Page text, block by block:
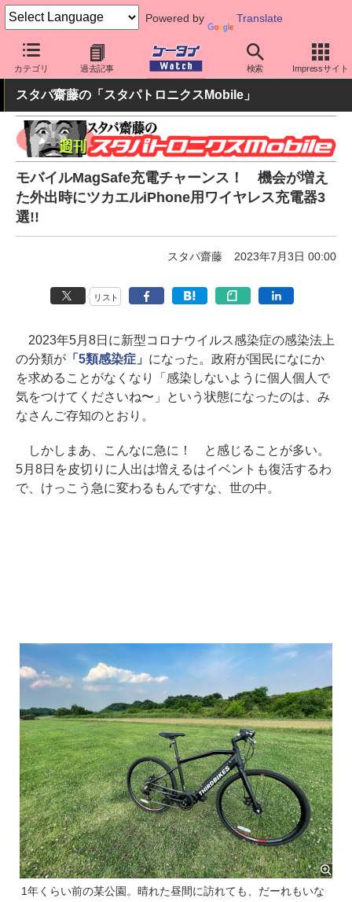
Powered by Translate
カテゴリ 過去記事 検索 Impressサイト
ケータイ Watch 周辺機器/アクセサリー 充電器
スタパ齋藤の「スタパトロニクスMobile」
モバイルMagSafe充電チャーンス！ 機会が増え
た外出時にツカエルiPhone用ワイヤレス充電器3
選!!
スタパ齋藤 2023年7月3日 00:00
リスト
2023年5月8日に新型コロナウイルス感染症の感染法上
の分類が「5類感染症」 になった。政府が国民になにか
を求めることがなくなり「感染しないように個人個人で
気をつけてくださいね〜」という状態になったのは、み
なさんご存知のとおり。
しかしまあ、こんなに急に！ と感じることが多い。
5月8日を皮切りに人出は増えるはイベントも復活するわ
で、けっこう急に変わるもんですな、世の中。
1年くらい前の某公園。晴れた昼間に訪れても、だーれもいな